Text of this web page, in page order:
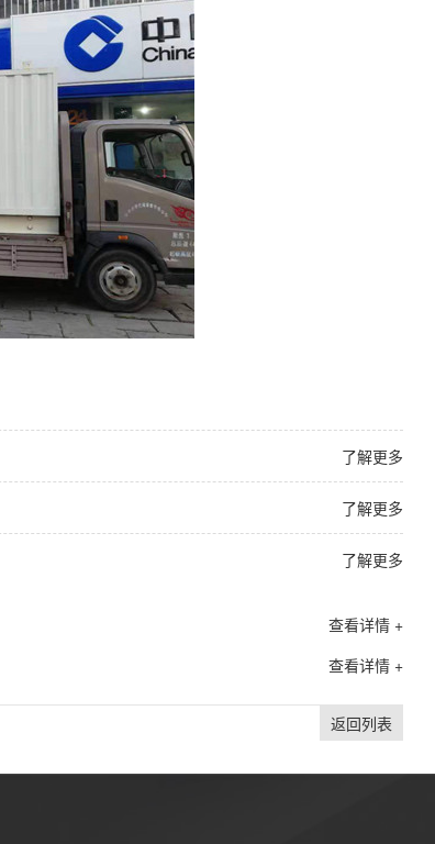
了解更多
了解更多
了解更多
查看详情 +
查看详情 +
返回列表